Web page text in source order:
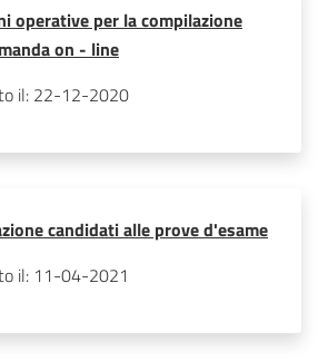
operative per la compilazione
on - line
il: 22-12-2020
candidati alle prove d'esame
il: 11-04-2021